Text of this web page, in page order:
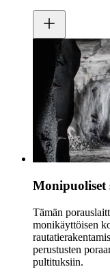
Monipuoliset
Tämän
monikäyttöisen
perustusten
pultituksiin.